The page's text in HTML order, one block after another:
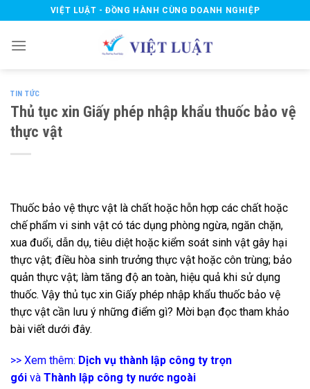
to
content
VIỆT LUẬT - ĐỒNG HÀNH CÙNG DOANH NGHIỆP
TIN TỨC
Thủ tục xin Giấy phép nhập khẩu thuốc bảo vệ
thực vật
Thuốc bảo vệ thực vật là chất hoặc hỗn hợp các chất hoặc
chế phẩm vi sinh vật có tác dụng phòng ngừa, ngăn chặn,
xua đuổi, dẫn dụ, tiêu diệt hoặc kiểm soát sinh vật gây hại
thực vật; điều hòa sinh trưởng thực vật hoặc côn trùng; bảo
quản thực vật; làm tăng độ an toàn, hiệu quả khi sử dụng
thuốc. Vậy thủ tục xin Giấy phép nhập khẩu thuốc bảo vệ
thực vật cần lưu ý những điểm gì? Mời bạn đọc tham khảo
bài viết dưới đây.
>> Xem thêm: Dịch vụ thành lập công ty trọn
gói và Thành lập công ty nước ngoài